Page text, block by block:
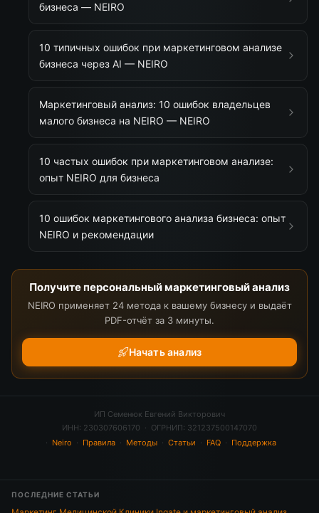
бизнеса — NEIRO
10 типичных ошибок при маркетинговом анализе
бизнеса через AI — NEIRO
Маркетинговый анализ: 10 ошибок владельцев
малого бизнеса на NEIRO — NEIRO
10 частых ошибок при маркетинговом анализе:
опыт NEIRO для бизнеса
10 ошибок маркетингового анализа бизнеса: опыт
NEIRO и рекомендации
Получите персональный маркетинговый анализ
NEIRO применяет 24 метода к вашему бизнесу и выдаёт
PDF-отчёт за 3 минуты.
Начать анализ
ИП Семенюк Евгений Викторович
ИНН: 230307606170 · ОГРНИП: 321237500147070
· Neiro · Правила· Методы· Статьи · FAQ· Поддержка
ПОСЛЕДНИЕ СТАТЬИ